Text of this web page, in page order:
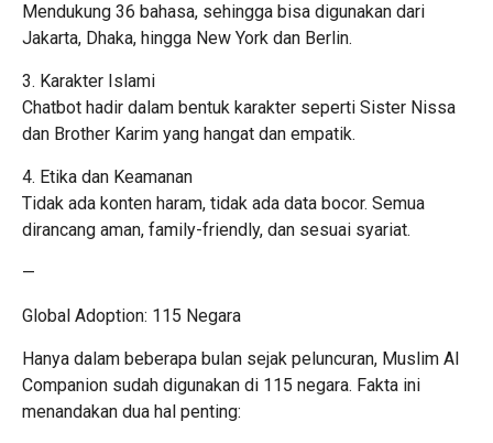
Mendukung 36 bahasa, sehingga bisa digunakan dari
Jakarta, Dhaka, hingga New York dan Berlin.
3. Karakter Islami
Chatbot hadir dalam bentuk karakter seperti Sister Nissa
dan Brother Karim yang hangat dan empatik.
4. Etika dan Keamanan
Tidak ada konten haram, tidak ada data bocor. Semua
dirancang aman, family-friendly, dan sesuai syariat.
—
Global Adoption: 115 Negara
Hanya dalam beberapa bulan sejak peluncuran, Muslim AI
Companion sudah digunakan di 115 negara. Fakta ini
menandakan dua hal penting: